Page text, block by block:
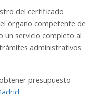
del certificado
órgano competente de
un servicio completo al
administrativos
presupuesto